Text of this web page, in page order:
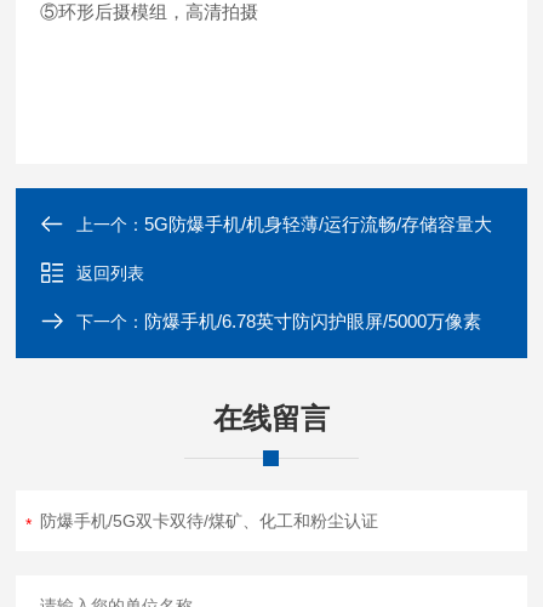
⑤环形后摄模组，高清拍摄
上一个：5G防爆手机/机身轻薄/运行流畅/存储容量大
返回列表
下一个： 防爆手机/6.78英寸防闪护眼屏/5000万像素
在线留言